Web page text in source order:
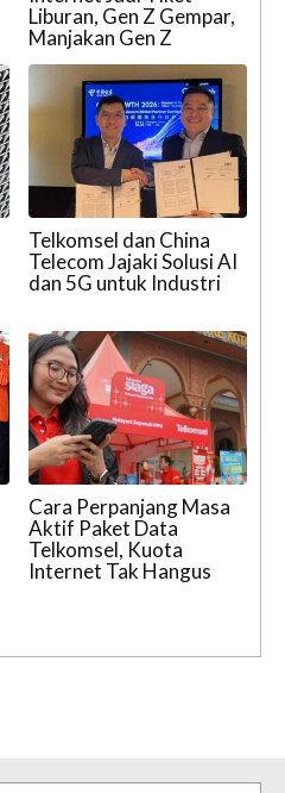
Liburan, Gen Z Gempar,
Manjakan Gen Z
Telkomsel dan China
Telecom Jajaki Solusi AI
dan 5G untuk Industri
Cara Perpanjang Masa
Aktif Paket Data
Telkomsel, Kuota
Internet Tak Hangus